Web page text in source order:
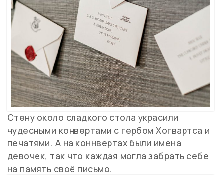
Стену около сладкого стола украсили
чудесными конвертами с гербом Хогвартса и
печатями. А на коннвертах были имена
девочек, так что каждая могла забрать себе
на память своё письмо.